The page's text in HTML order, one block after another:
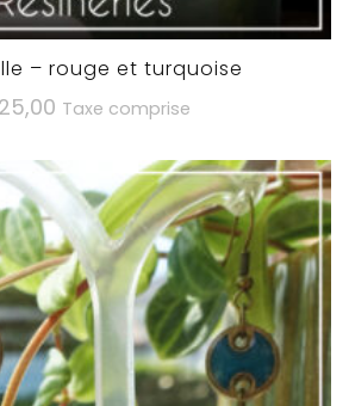
– rouge et turquoise
25,00 Taxe comprise